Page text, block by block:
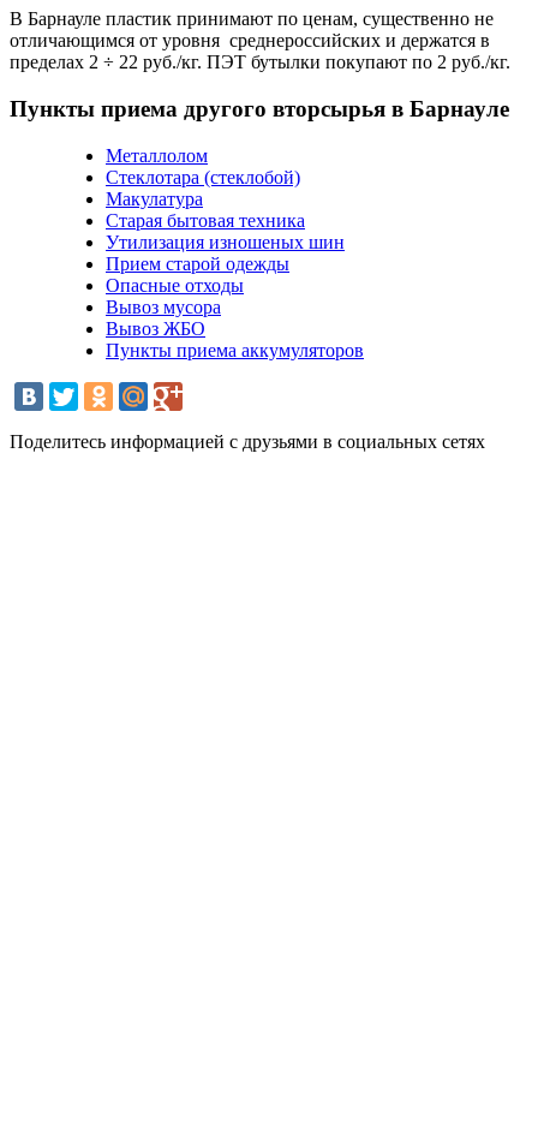
В Барнауле пластик принимают по ценам, существенно не
отличающимся от уровня среднероссийских и держатся в
пределах 2 ÷ 22 руб./кг. ПЭТ бутылки покупают по 2 руб./кг.
Пункты приема другого вторсырья в Барнауле
Металлолом
Стеклотара (стеклобой)
Макулатура
Старая бытовая техника
Утилизация изношеных шин
Прием старой одежды
Опасные отходы
Вывоз мусора
Вывоз ЖБО
Пункты приема аккумуляторов
Поделитесь информацией с друзьями в социальных сетях